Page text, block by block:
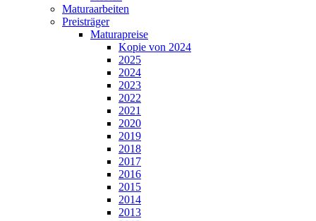
Maturaarbeiten
Preisträger
Maturapreise
Kopie von 2024
2025
2024
2023
2022
2021
2020
2019
2018
2017
2016
2015
2014
2013